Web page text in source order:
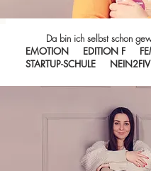
Da bin ich selbst schon
EMOTION EDITION F
STARTUP-SCHULE